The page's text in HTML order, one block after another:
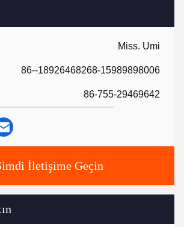
Miss. Umi
86--18926468268-15989898006
86-755-29469642
İletişime Geçin